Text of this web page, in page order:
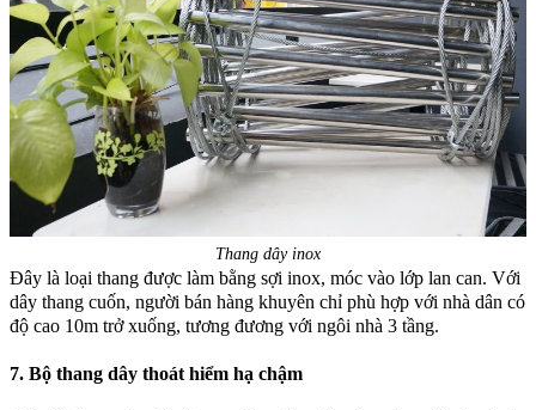
Thang dây inox
Đây là loại thang được làm bằng sợi inox, móc vào lớp lan can. Với
dây thang cuốn, người bán hàng khuyên chỉ phù hợp với nhà dân có
độ cao 10m trở xuống, tương đương với ngôi nhà 3 tầng.
7. Bộ thang dây thoát hiểm hạ chậm